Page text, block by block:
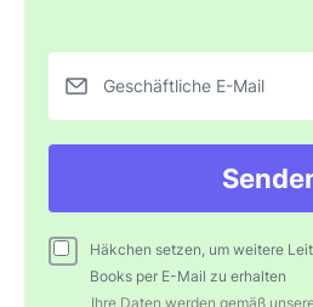
Geschäftliche E-Mail
Häkchen setzen, um weitere
Books per E-Mail zu erhalten
Ihre Daten werden gemäß